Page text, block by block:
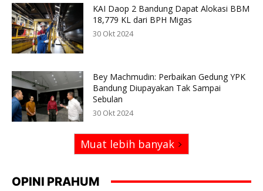
KAI Daop 2 Bandung Dapat Alokasi BBM
18,779 KL dari BPH Migas
30 Okt 2024
Bey Machmudin: Perbaikan Gedung YPK
Bandung Diupayakan Tak Sampai
Sebulan
30 Okt 2024
Muat lebih banyak
OPINI PRAHUM